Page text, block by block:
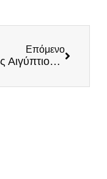
Επόμενο
Γυμνός Αιγύπτιος-επενδυτής του Κούλη κυνηγούσε ανυπεράσπιστες γυναίκες στο Περιστέρι